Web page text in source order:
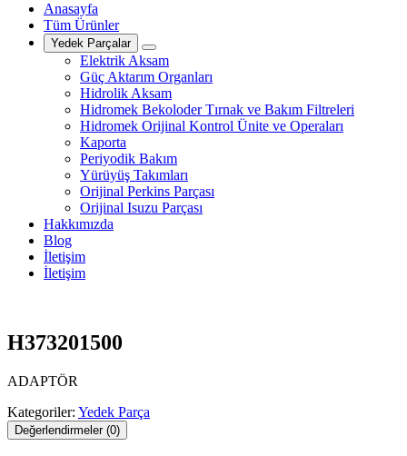
Anasayfa
Tüm Ürünler
Yedek Parçalar
Elektrik Aksam
Güç Aktarım Organları
Hidrolik Aksam
Hidromek Bekoloder Tırnak ve Bakım Filtreleri
Hidromek Orijinal Kontrol Ünite ve Operaları
Kaporta
Periyodik Bakım
Yürüyüş Takımları
Orijinal Perkins Parçası
Orijinal Isuzu Parçası
Hakkımızda
Blog
İletişim
İletişim
H373201500
ADAPTÖR
Kategoriler: Yedek Parça
Değerlendirmeler (0)